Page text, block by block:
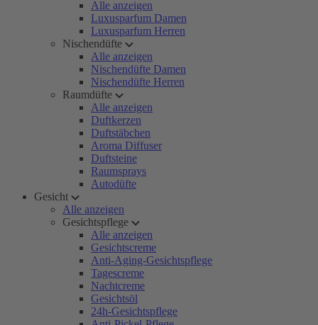
Alle anzeigen
Luxusparfum Damen
Luxusparfum Herren
Nischendüfte
Alle anzeigen
Nischendüfte Damen
Nischendüfte Herren
Raumdüfte
Alle anzeigen
Duftkerzen
Duftstäbchen
Aroma Diffuser
Duftsteine
Raumsprays
Autodüfte
Gesicht
Alle anzeigen
Gesichtspflege
Alle anzeigen
Gesichtscreme
Anti-Aging-Gesichtspflege
Tagescreme
Nachtcreme
Gesichtsöl
24h-Gesichtspflege